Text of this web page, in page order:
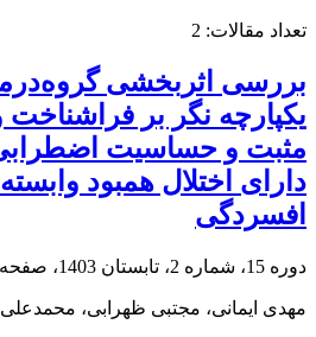
تعداد مقالات: 2
بررسی اثربخشی
یکپارچه نگر بر
مثبت و حساسیت اضطرابی
دارای اختلال همبود
افسردگی
دوره 15، شماره 2، تابستان 1403، صفحه
مهدی ایمانی، مجتبی ظهرابی،